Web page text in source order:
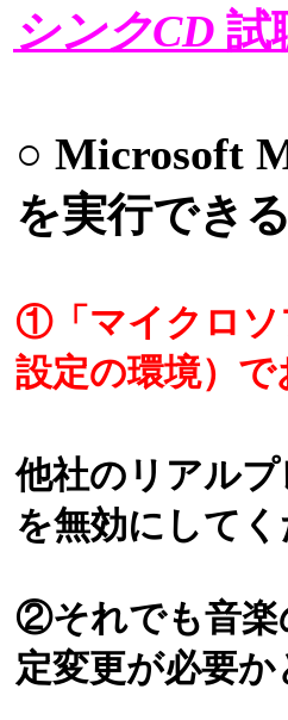
シンクCD 試
○ Microsoft
を実行でき
①「マイクロソ
設定の環境）
他社のリアル
を無効にしてく
②それでも音楽
定変更が必要か